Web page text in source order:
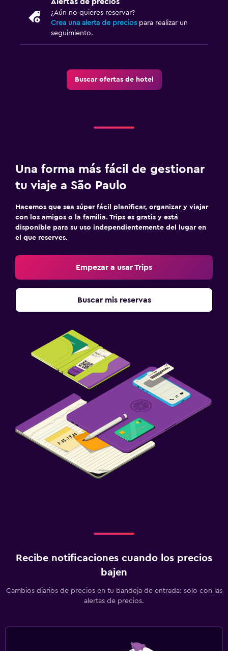
¿Aún no quieres reservar?
Crea una alerta de precios para realizar un
seguimiento.
Buscar ofertas de hotel
Una forma más fácil de gestionar
tu viaje a São Paulo
Hacemos que sea súper fácil planificar, organizar y viajar
con los amigos o la familia. Trips es gratis y está
disponible para su uso independientemente del lugar en
el que reserves.
Empezar a usar Trips
Buscar mis reservas
Recibe notificaciones cuando los precios
bajen
Cambios diarios de precios en tu bandeja de entrada: solo con las
alertas de precios.